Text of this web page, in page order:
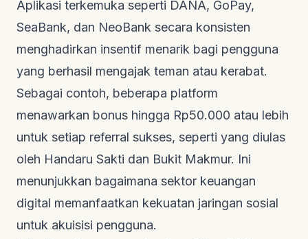
Aplikasi terkemuka seperti DANA, GoPay,
SeaBank, dan NeoBank secara konsisten
menghadirkan insentif menarik bagi pengguna
yang berhasil mengajak teman atau kerabat.
Sebagai contoh, beberapa platform
menawarkan bonus hingga Rp50.000 atau lebih
untuk setiap referral sukses, seperti yang diulas
oleh Handaru Sakti dan Bukit Makmur. Ini
menunjukkan bagaimana sektor keuangan
digital memanfaatkan kekuatan jaringan sosial
untuk akuisisi pengguna.